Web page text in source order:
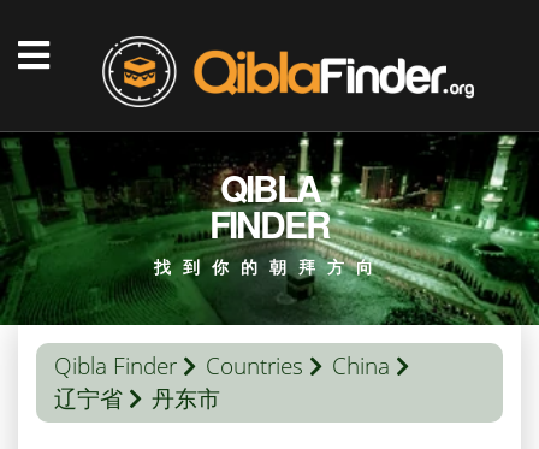
QIBLA
FINDER
找到你的朝拜方向
Qibla Finder Countries
China
辽宁省
丹东市